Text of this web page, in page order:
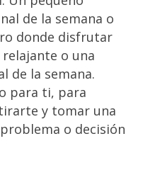
de la semana o
donde disfrutar
o una
de la semana.
para ti, para
y tomar una
o decisión